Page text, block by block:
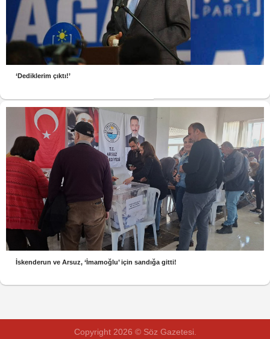
‘Dediklerim çıktı!’
İskenderun ve Arsuz, ‘İmamoğlu’ için sandığa gitti!
Copyright 2026 © Söz Gazetesi.